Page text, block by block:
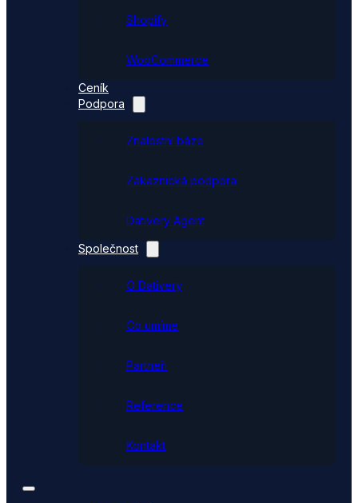
Shopify
WooCommerce
Ceník
Podpora
Znalostní báze
Zákaznická podpora
Dativery Agent
Společnost
O Dativery
Co umíme
Partneři
Reference
Kontakt